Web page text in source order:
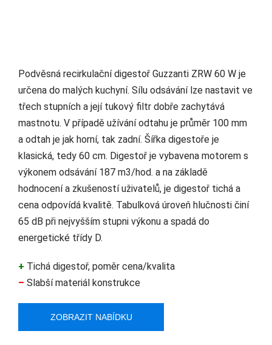
Podvěsná recirkulační digestoř Guzzanti ZRW 60 W je
určena do malých kuchyní. Sílu odsávání lze nastavit ve
třech stupních a její tukový filtr dobře zachytává
mastnotu. V případě užívání odtahu je průměr 100 mm
a odtah je jak horní, tak zadní. Šířka digestoře je
klasická, tedy 60 cm. Digestoř je vybavena motorem s
výkonem odsávání 187 m3/hod. a na základě
hodnocení a zkušeností uživatelů, je digestoř tichá a
cena odpovídá kvalitě. Tabulková úroveň hlučnosti činí
65 dB při nejvyšším stupni výkonu a spadá do
energetické třídy D.
+ Tichá digestoř, poměr cena/kvalita
– Slabší materiál konstrukce
ZOBRAZIT NABÍDKU